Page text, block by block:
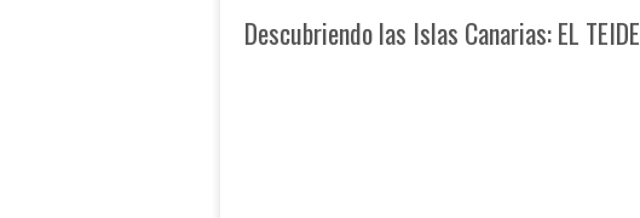
Descubriendo las Islas Canarias: EL TEIDE